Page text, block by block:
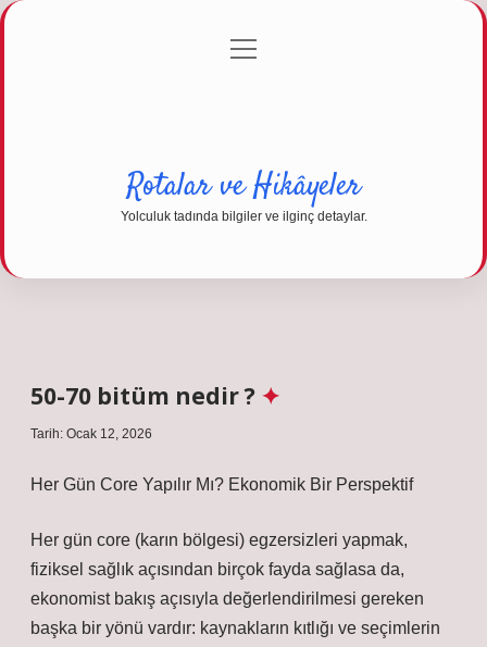
Gizlilik Politikası
menüyü
Rotalar ve Hikâyeler
Yolculuk tadında bilgiler ve ilginç detaylar.
50-70 bitüm nedir ?
Tarih: Ocak 12, 2026
Her Gün Core Yapılır Mı? Ekonomik Bir Perspektif
Her gün core (karın bölgesi) egzersizleri yapmak,
fiziksel sağlık açısından birçok fayda sağlasa da,
ekonomist bakış açısıyla değerlendirilmesi gereken
başka bir yönü vardır: kaynakların kıtlığı ve seçimlerin